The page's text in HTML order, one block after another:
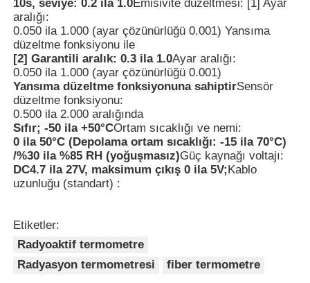
Kızılötesi yayma yeteneği dedektörü
10s, seviye: 0.2 ila 1.0Emisivite düzeltmesi: [1] Ayar
aralığı:
0.050 ila 1.000 (ayar çözünürlüğü 0.001) Yansıma
düzeltme fonksiyonu ile
[2] Garantili aralık: 0.3 ila 1.0Ayar aralığı:
0.050 ila 1.000 (ayar çözünürlüğü 0.001)
Yansıma düzeltme fonksiyonuna sahiptirSensör
düzeltme fonksiyonu:
0.500 ila 2.000 aralığında
Sıfır; -50 ila +50°COrtam sıcaklığı ve nemi:
0 ila 50°C (Depolama ortam sıcaklığı: -15 ila 70°C)
/%30 ila %85 RH (yoğuşmasız)Güç kaynağı voltajı:
DC4.7 ila 27V, maksimum çıkış 0 ila 5V;Kablo
uzunluğu (standart) :
Etiketler:
Radyoaktif termometre
Radyasyon termometresi
fiber termometre